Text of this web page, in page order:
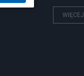
WIĘCEJ